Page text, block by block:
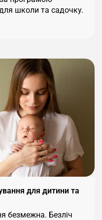
школи та садочку.
для дитини та
безмежна. Безліч